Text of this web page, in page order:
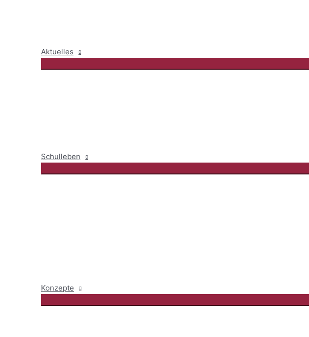
Aktuelles
Schulleben
Konzepte